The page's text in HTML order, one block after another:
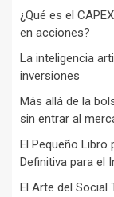
¿Qué es el
en acciones?
La inteligencia
inversiones
Más allá de la
sin entrar al
El Pequeño
Definitiva para el
El Arte del Social